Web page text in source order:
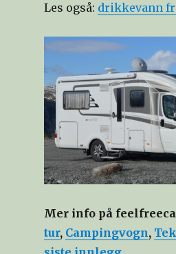
Les også: drikkevann
Merinfo på
tur, Campingvogn,